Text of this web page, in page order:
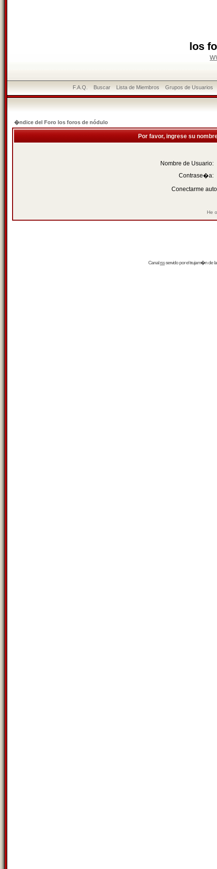
los
F.A.Q. Buscar Lista de Miembros Grupos de Usuarios
�ndice del Foro los foros de nódulo
Por favor, ingrese su
Nombre de Usuario:
Contrase�a:
Conectarme
He
Canalrssservido por eltrujam�nde